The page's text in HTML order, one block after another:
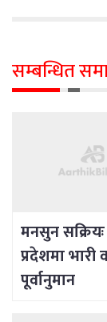
सम्बन्धित
मनसुन
प्रदेशमा भारी
पूर्वानुमान